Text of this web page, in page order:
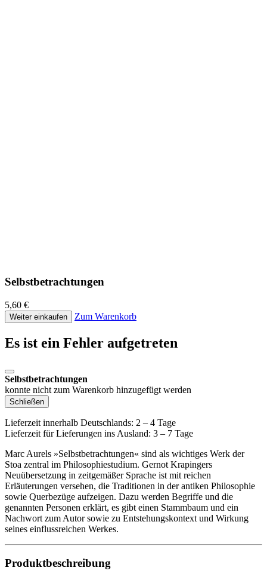
Selbstbetrachtungen
5,60 €
Weiter einkaufen Zum Warenkorb
Es ist ein Fehler aufgetreten
Selbstbetrachtungen
konnte nicht zum Warenkorb hinzugefügt werden
Schließen
Lieferzeit innerhalb Deutschlands: 2 – 4 Tage
Lieferzeit für Lieferungen ins Ausland: 3 – 7 Tage
Marc Aurels »Selbstbetrachtungen« sind als wichtiges Werk der
Stoa zentral im Philosophiestudium. Gernot Krapingers
Neuübersetzung in zeitgemäßer Sprache ist mit reichen
Erläuterungen versehen, die Traditionen in der antiken Philosophie
sowie Querbezüge aufzeigen. Dazu werden Begriffe und die
genannten Personen erklärt, es gibt einen Stammbaum und ein
Nachwort zum Autor sowie zu Entstehungskontext und Wirkung
seines einflussreichen Werkes.
Produktbeschreibung